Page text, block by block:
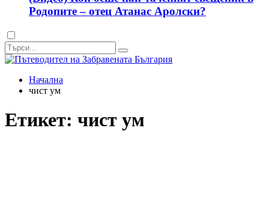
Родопите – отец Атанас Аролски?
Dark
mode
Начална
чист ум
Етикет: чист ум